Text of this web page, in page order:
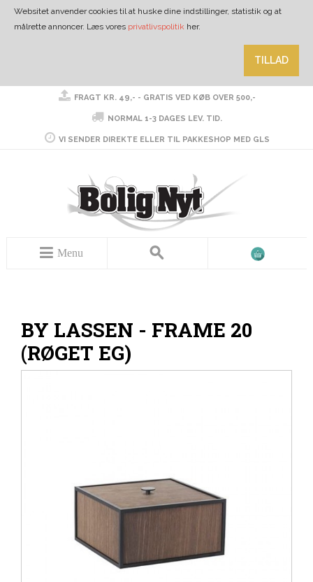
Websitet anvender cookies til at huske dine indstillinger, statistik og at
målrette annoncer. Læs vores privatlivspolitik her.
TILLAD
FRAGT KR. 49,- - GRATIS VED KØB OVER 500,-
NORMAL 1-3 DAGES LEV. TID.
VI SENDER DIREKTE ELLER TIL PAKKESHOP MED GLS
Menu
BY LASSEN - FRAME 20
(RØGET EG)